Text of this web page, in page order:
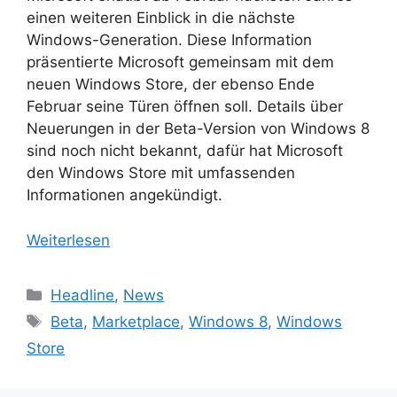
einen weiteren Einblick in die nächste
Windows-Generation. Diese Information
präsentierte Microsoft gemeinsam mit dem
neuen Windows Store, der ebenso Ende
Februar seine Türen öffnen soll. Details über
Neuerungen in der Beta-Version von Windows 8
sind noch nicht bekannt, dafür hat Microsoft
den Windows Store mit umfassenden
Informationen angekündigt.
Weiterlesen
Kategorien
Headline, News
Schlagwörter
Beta, Marketplace,Windows 8,Windows
Store